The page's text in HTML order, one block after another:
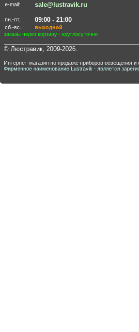
e-mail: sale@lustravik.ru
пн.-пт.: 09:00 - 21:00
сб.-вс.:
выходной
заказы через корзину - круглосуточно
© Люстравик, 2009-2026.
Интернет-магазин по продаже приборов освещения и
Фирменное наименование Lustravik - является